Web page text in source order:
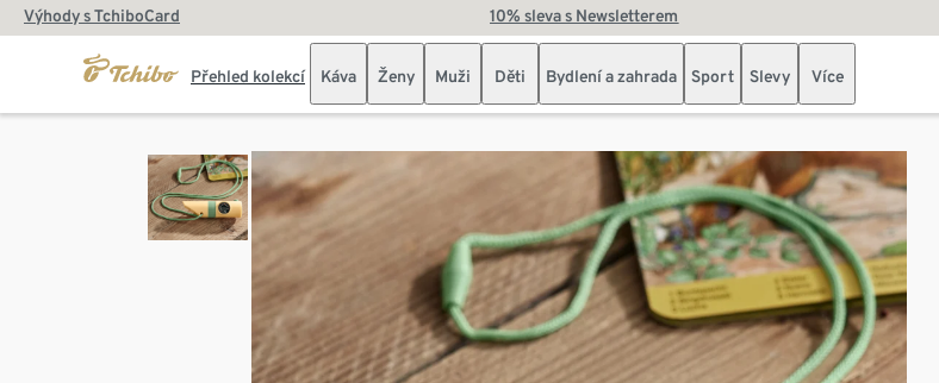
Výhody s TchiboCard 10% sleva s Newsletterem
Přehled kolekcí Káva Ženy Muži Děti Bydlení a zahrada Sport Slevy Více